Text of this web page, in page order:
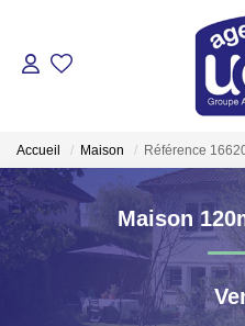
Accueil Maison Référence
Maison